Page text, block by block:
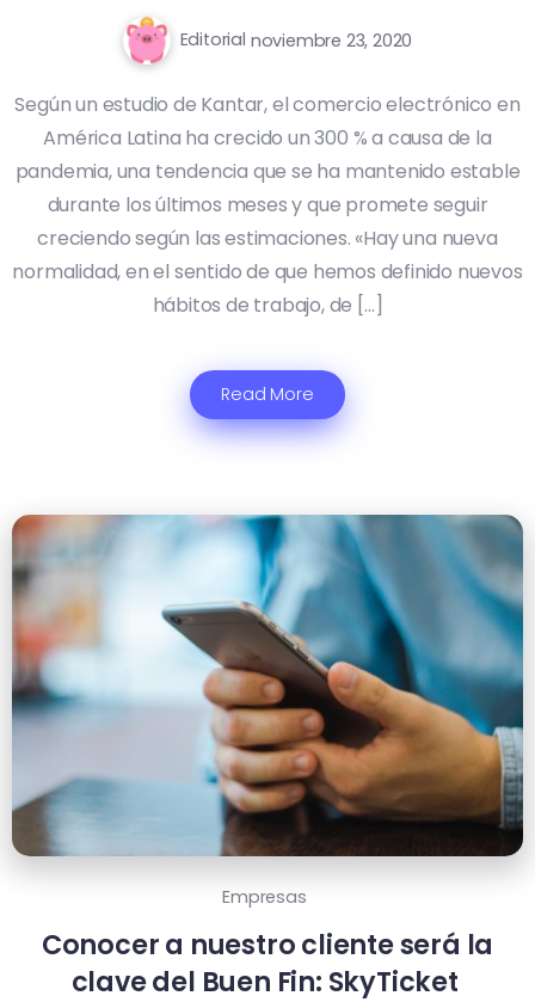
Editorial noviembre 23, 2020
Según un estudio de Kantar, el comercio electrónico en
América Latina ha crecido un 300 % a causa de la
pandemia, una tendencia que se ha mantenido estable
durante los últimos meses y que promete seguir
creciendo según las estimaciones. «Hay una nueva
normalidad, en el sentido de que hemos definido nuevos
hábitos de trabajo, de […]
Read More
Empresas
Conocer a nuestro cliente será la
clave del Buen Fin: SkyTicket